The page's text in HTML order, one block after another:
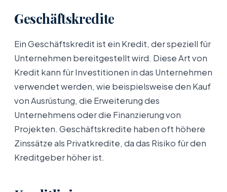
Geschäftskredite
Ein Geschäftskredit ist ein Kredit, der speziell für
Unternehmen bereitgestellt wird. Diese Art von
Kredit kann für Investitionen in das Unternehmen
verwendet werden, wie beispielsweise den Kauf
von Ausrüstung, die Erweiterung des
Unternehmens oder die Finanzierung von
Projekten. Geschäftskredite haben oft höhere
Zinssätze als Privatkredite, da das Risiko für den
Kreditgeber höher ist.